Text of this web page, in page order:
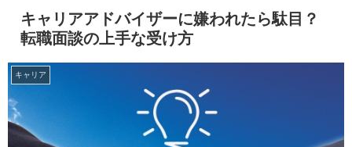
キャリアアドバイザーに嫌われたら駄目？
転職面談の上手な受け方
キャリア